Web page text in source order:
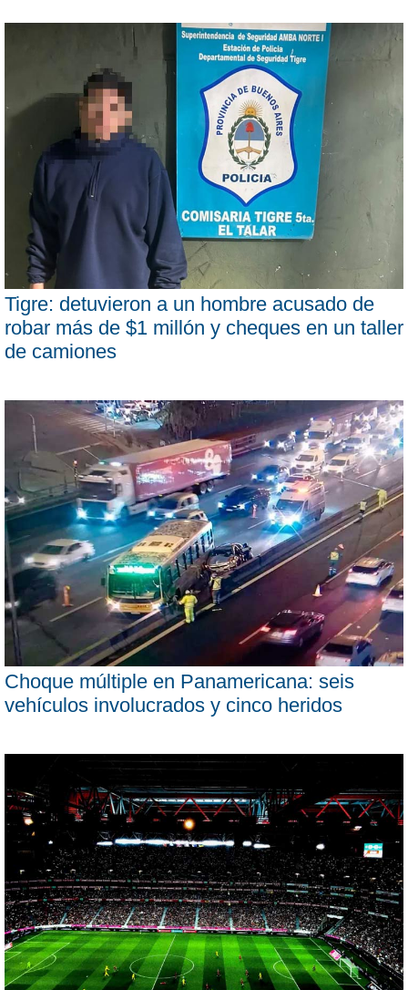
Tigre: detuvieron a un hombre acusado de
robar más de $1 millón y cheques en un taller
de camiones
Choque múltiple en Panamericana: seis
vehículos involucrados y cinco heridos